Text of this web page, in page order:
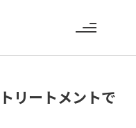
リートメントで